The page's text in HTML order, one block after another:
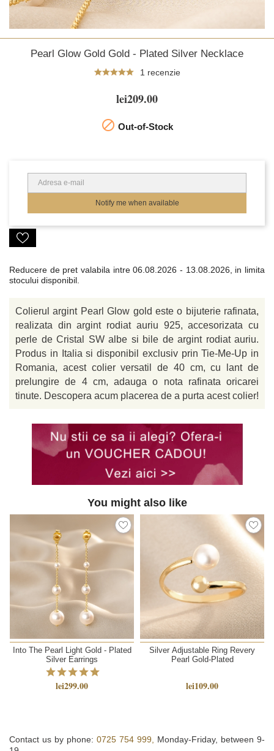
Pearl Glow Gold Gold - Plated Silver Necklace
1 recenzie
lei209.00
 Out-of-Stock
Notify me when available
Reducere de pret valabila intre06.08.2026 - 13.08.2026, in limita
stocului disponibil.
Colierul argint Pearl Glow gold este o bijuterie rafinata,
realizata din argint rodiat auriu 925, accesorizata cu
perle de Cristal SW albe si bile de argint rodiat auriu.
Produs in Italia si disponibil exclusiv prin Tie-Me-Up in
Romania, acest colier versatil de 40 cm, cu lant de
prelungire de 4 cm, adauga o nota rafinata oricarei
tinute. Descopera acum placerea de a purta acest colier!
You might also like
Into The Pearl Light Gold - Plated
Silver Earrings
lei299.00
Silver Adjustable Ring Revery
Pearl Gold-Plated
lei109.00
Contact us by phone: 0725 754 999, Monday-Friday, between 9-